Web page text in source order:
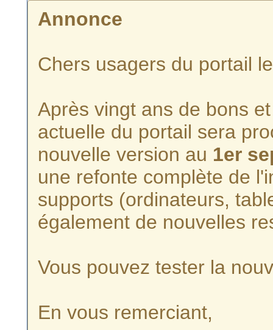
Annonce
Chers usagers du portail
Après vingt ans de bons
actuelle du portail sera
nouvelle version au 1er
une refonte complète de
supports (ordinateurs,
également de nouvelles
Vous pouvez tester la
En vous remerciant,